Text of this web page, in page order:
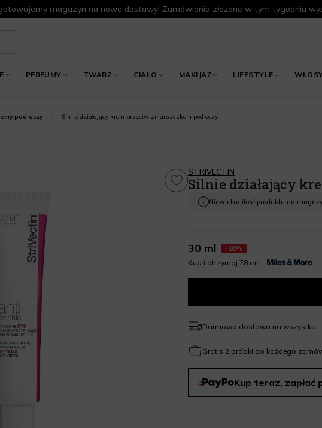
magazyn na nowe dostawy! Zamówienia złożone w tym tygodniu
PERFUMY TWARZ CIAŁO MAKIJAŻ LIFESTYLE
pod oczy Silnie działający krem przeciw zmarszczkom pod oczy
STRIVECTIN
Silnie działający
Niewielka ilość produktu na
30 ml
-10%
Kup i otrzymaj 78 mil
Darmowa dostawa na wszystko
Gratis 2 próbki do każdego
Kup teraz, zapłać